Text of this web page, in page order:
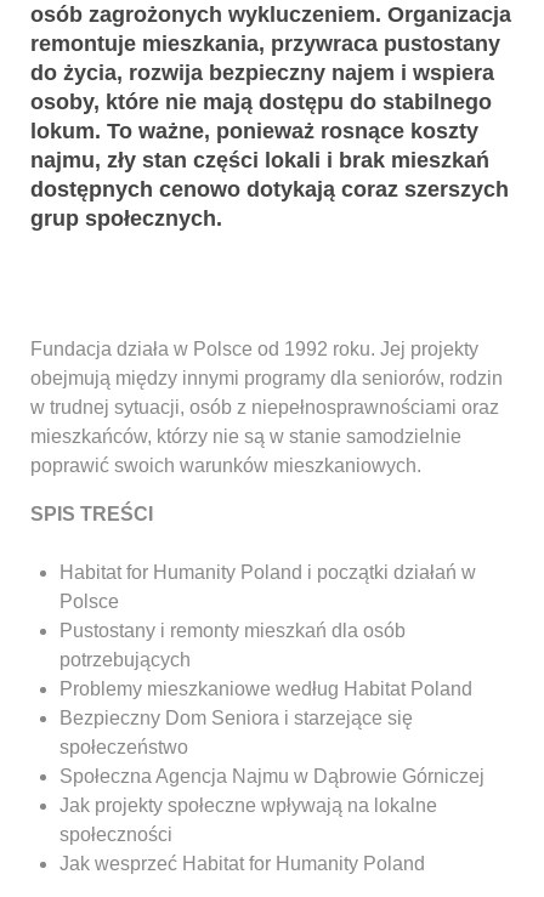
osób zagrożonych wykluczeniem. Organizacja
remontuje mieszkania, przywraca pustostany
do życia, rozwija bezpieczny najem i wspiera
osoby, które nie mają dostępu do stabilnego
lokum. To ważne, ponieważ rosnące koszty
najmu, zły stan części lokali i brak mieszkań
dostępnych cenowo dotykają coraz szerszych
grup społecznych.
Fundacja działa w Polsce od 1992 roku. Jej projekty
obejmują między innymi programy dla seniorów, rodzin
w trudnej sytuacji, osób z niepełnosprawnościami oraz
mieszkańców, którzy nie są w stanie samodzielnie
poprawić swoich warunków mieszkaniowych.
SPIS TREŚCI
Habitat for Humanity Poland i początki działań w
Polsce
Pustostany i remonty mieszkań dla osób
potrzebujących
Problemy mieszkaniowe według Habitat Poland
Bezpieczny Dom Seniora i starzejące się
społeczeństwo
Społeczna Agencja Najmu w Dąbrowie Górniczej
Jak projekty społeczne wpływają na lokalne
społeczności
Jak wesprzeć Habitat for Humanity Poland